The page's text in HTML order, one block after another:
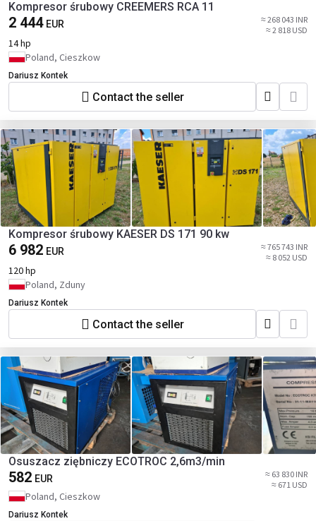
Kompresor śrubowy CREEMERS RCA 11
2 444 EUR
≈ 268 043 INR
≈ 2 818 USD
14 hp
Poland, Cieszkow
Dariusz Kontek
Contact the seller
Kompresor śrubowy KAESER DS 171 90 kw
6 982 EUR
≈ 765 743 INR
≈ 8 052 USD
120 hp
Poland, Zduny
Dariusz Kontek
Contact the seller
Osuszacz ziębniczy ECOTROC 2,6m3/min
582 EUR
≈ 63 830 INR
≈ 671 USD
Poland, Cieszkow
Dariusz Kontek